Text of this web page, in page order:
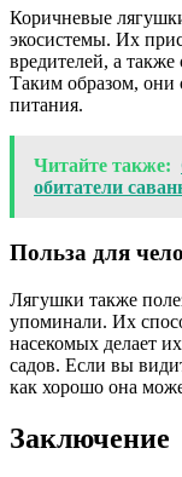
Коричневые
экосистемы. Их
вредителей, а
Таким образом, они
питания.
Читайте также:
обитатели
Польза для
Лягушки также
упоминали. Их
насекомых делает
садов. Если вы
как хорошо она
Заключение